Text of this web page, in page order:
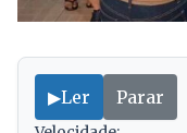
▶Ler Parar